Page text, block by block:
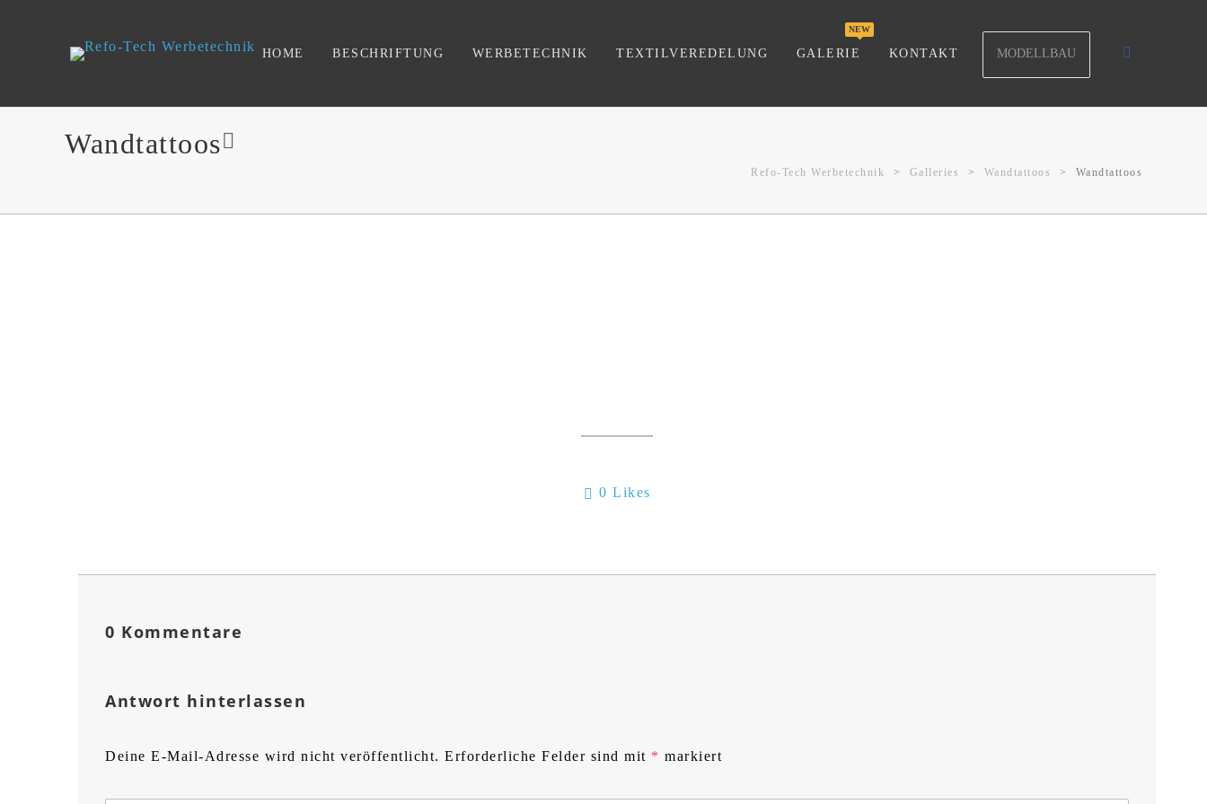
HOME BESCHRIFTUNG WERBETECHNIK TEXTILVEREDELUNG GALERIE KONTAKT MODELLBAU
Wandtattoos
Refo-Tech Werbetechnik > Galleries > Wandtattoos > Wandtattoos
0 Likes
0 Kommentare
Antwort hinterlassen
Deine E-Mail-Adresse wird nicht veröffentlicht. Erforderliche Felder sind mit * markiert